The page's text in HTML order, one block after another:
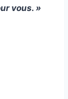
vous. »